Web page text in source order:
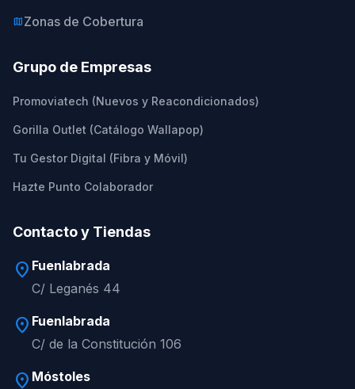
mapZonas de Cobertura
Grupo de Empresas
Promoviatech (Nuevos y Reacondicionados)
Gorilla Outlet (Catálogo Wallapop)
Tu Gestor Digital (Fibra y Móvil)
Hazte Punto Colaborador
Contacto y Tiendas
location_on Fuenlabrada
C/ Leganés 44
location_on Fuenlabrada
C/ de la Constitución 106
location_on Móstoles